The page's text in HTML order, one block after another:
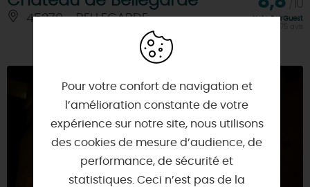
45270 - BELLEGARDE
Note FairGuest
Pour votre confort de navigation et
l’amélioration constante de votre
expérience sur notre site, nous utilisons
des cookies de mesure d’audience, de
performance, de sécurité et
statistiques. Ceci n’est pas de la